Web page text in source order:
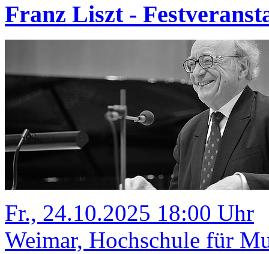
Franz Liszt -
Fr., 24.10.2025 18:00 Uhr
Weimar, Hochschule für